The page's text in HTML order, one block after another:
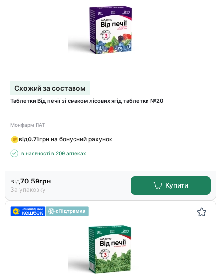
Схожий за составом
Таблетки Від печії зі смаком лісових ягід таблетки №20
Монфарм ПАТ
від0.71грн на бонусний рахунок
в наявності в 209 аптеках
від70.59грн
За упаковку
Купити